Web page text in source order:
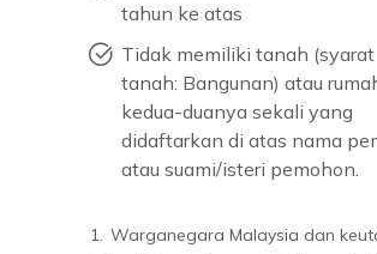
tahun ke atas
Tidak memiliki tanah (syarat
tanah: Bangunan) atau
kedua-duanya sekali yang
didaftarkan di atas nama
atau suami/isteri pemohon.
1. Warganegara Malaysia dan